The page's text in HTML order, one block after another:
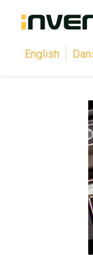
English